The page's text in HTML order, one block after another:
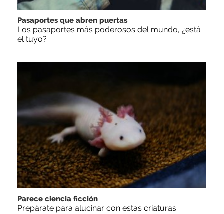
Pasaportes que abren puertas
Los pasaportes más poderosos del mundo, ¿está
el tuyo?
Parece ciencia ficción
Prepárate para alucinar con estas criaturas